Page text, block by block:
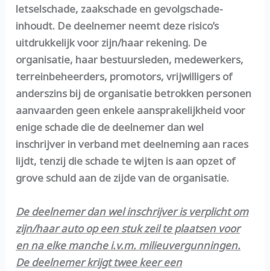
letselschade, zaakschade en gevolgschade-
inhoudt. De deelnemer neemt deze risico’s
uitdrukkelijk voor zijn/haar rekening. De
organisatie, haar bestuursleden, medewerkers,
terreinbeheerders, promotors, vrijwilligers of
anderszins bij de organisatie betrokken personen
aanvaarden geen enkele aansprakelijkheid voor
enige schade die de deelnemer dan wel
inschrijver in verband met deelneming aan races
lijdt, tenzij die schade te wijten is aan opzet of
grove schuld aan de zijde van de organisatie.
De deelnemer dan wel inschrijver is verplicht om
zijn/haar auto op een stuk zeil te plaatsen voor
en na elke manche i.v.m. milieuvergunningen.
De deelnemer krijgt twee keer een